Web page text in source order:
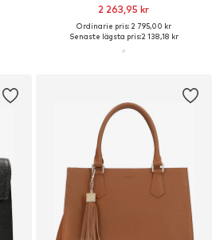
2 263,95 kr
Ordinarie pris: 2 795,00 kr
Senaste lägsta pris:2 138,18 kr